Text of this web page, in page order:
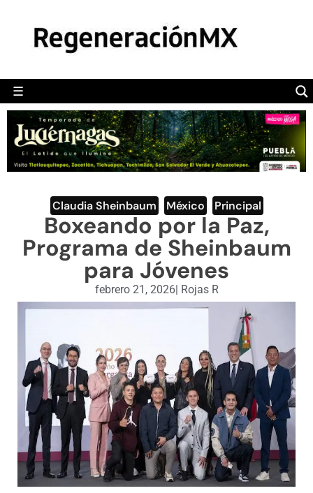
☰
POLÍTICA
CAMALEÓN
OPINIÓN
DEPORTES
ENGLISH SECTION
VIDEOS
Claudia Sheinbaum México Principal
Boxeando por la Paz,
Programa de Sheinbaum
para Jóvenes
febrero 21, 2026| Rojas R